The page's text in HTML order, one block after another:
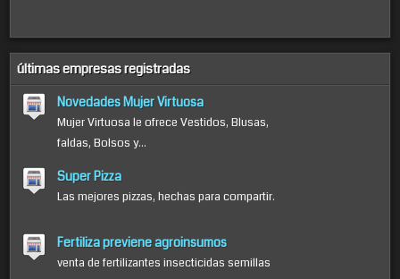
últimas empresas registradas
Novedades Mujer Virtuosa
Mujer Virtuosa le ofrece Vestidos, Blusas,
faldas, Bolsos y...
Super Pizza
Las mejores pizzas, hechas para compartir.
Fertiliza previene agroinsumos
venta de fertilizantes insecticidas semillas